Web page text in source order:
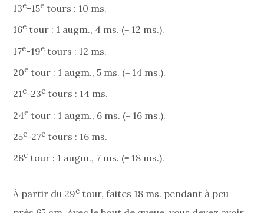
13e-15e tours : 10 ms.
16e tour : 1 augm., 4 ms. (= 12 ms.).
17e-19e tours : 12 ms.
20e tour : 1 augm., 5 ms. (= 14 ms.).
21e-23e tours : 14 ms.
24e tour : 1 augm., 6 ms. (= 16 ms.).
25e-27e tours : 16 ms.
28e tour : 1 augm., 7 ms. (= 18 ms.).
À partir du 29e tour, faites 18 ms. pendant à peu